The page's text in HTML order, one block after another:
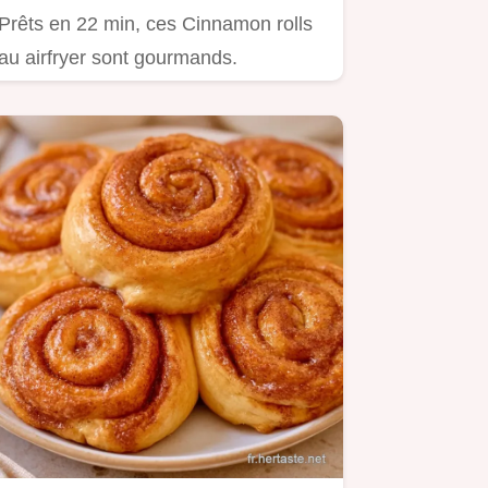
en 22 min, ces Cinnamon rolls
airfryer sont gourmands.